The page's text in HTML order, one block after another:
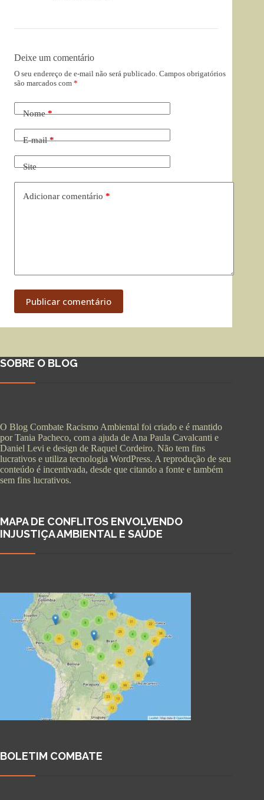
Deixe um comentário
O seu endereço de e-mail não será publicado. Campos obrigatórios
são marcados com *
Nome*
E-mail*
Site
Adicionar comentário *
Publicar comentário
SOBRE O BLOG
O Blog Combate Racismo Ambiental foi criado e é mantido
por Tania Pacheco, com a ajuda de Ana Paula Cavalcanti e
Daniel Levi e design de Raquel Cordeiro. Não tem fins
lucrativos e utiliza tecnologia WordPress. A reprodução de seu
conteúdo é incentivada, desde que citando a fonte e também
sem fins lucrativos.
MAPA DE CONFLITOS ENVOLVENDO
INJUSTIÇA AMBIENTAL E SAÚDE
BOLETIM COMBATE